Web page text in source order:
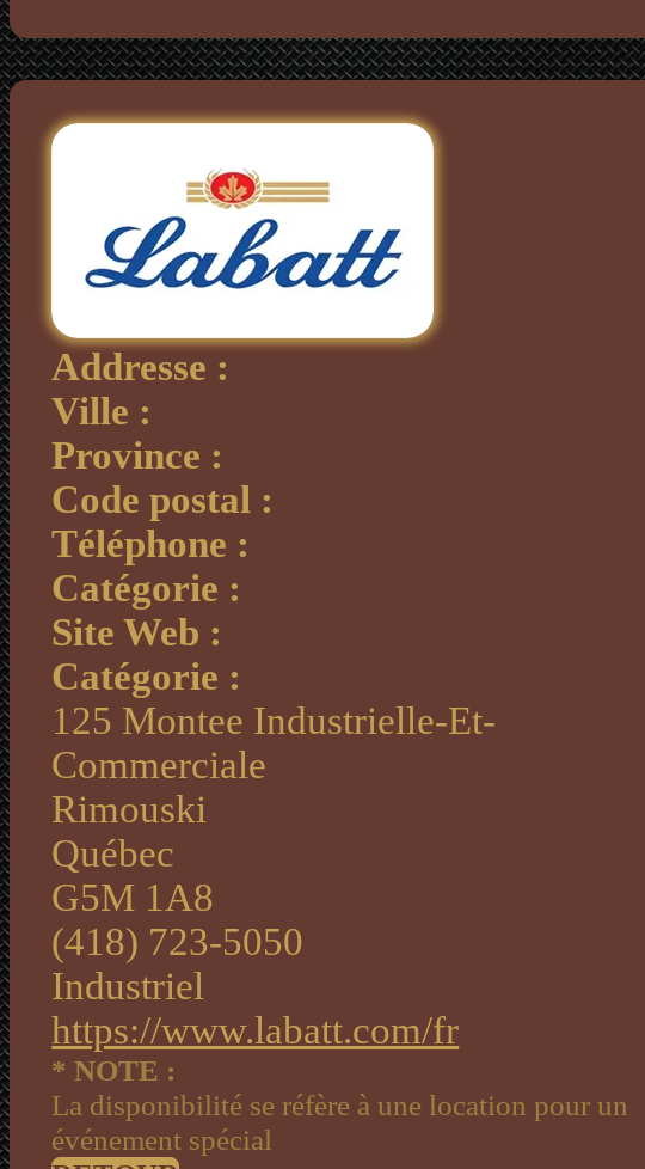
Addresse :
Ville :
Province :
Code postal :
Téléphone :
Catégorie :
Site Web :
Catégorie :
125 Montee Industrielle-Et-
Commerciale
Rimouski
Québec
G5M 1A8
(418) 723-5050
Industriel
https://www.labatt.com/fr
* NOTE :
La disponibilité se réfère à une location pour un
événement spécial